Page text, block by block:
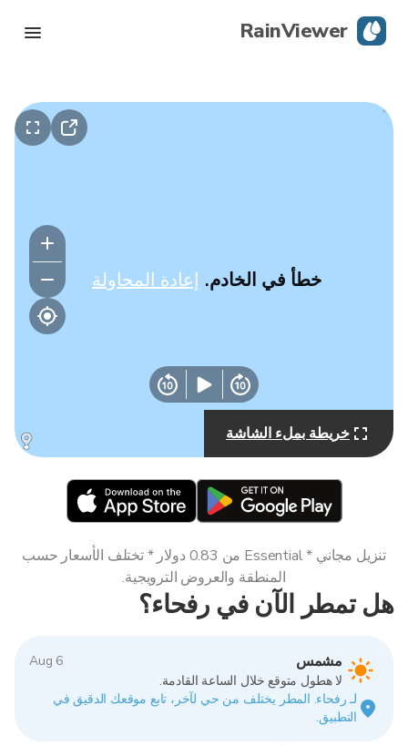
MapLibre
خطأ في الخادم. إعادة المحاولة
خريطة بملء الشاشة
هل تمطر الآن في رفحاء؟
مشمس
6 Aug
لا هطول متوقع خلال الساعة القادمة.
لـ رفحاء. المطر يختلف من حي لآخر، تابع موقعك الدقيق في
التطبيق.
تنزيل مجاني * Essential من 0.83 دولار * تختلف الأسعار حسب
المنطقة والعروض الترويجية.
RainViewer